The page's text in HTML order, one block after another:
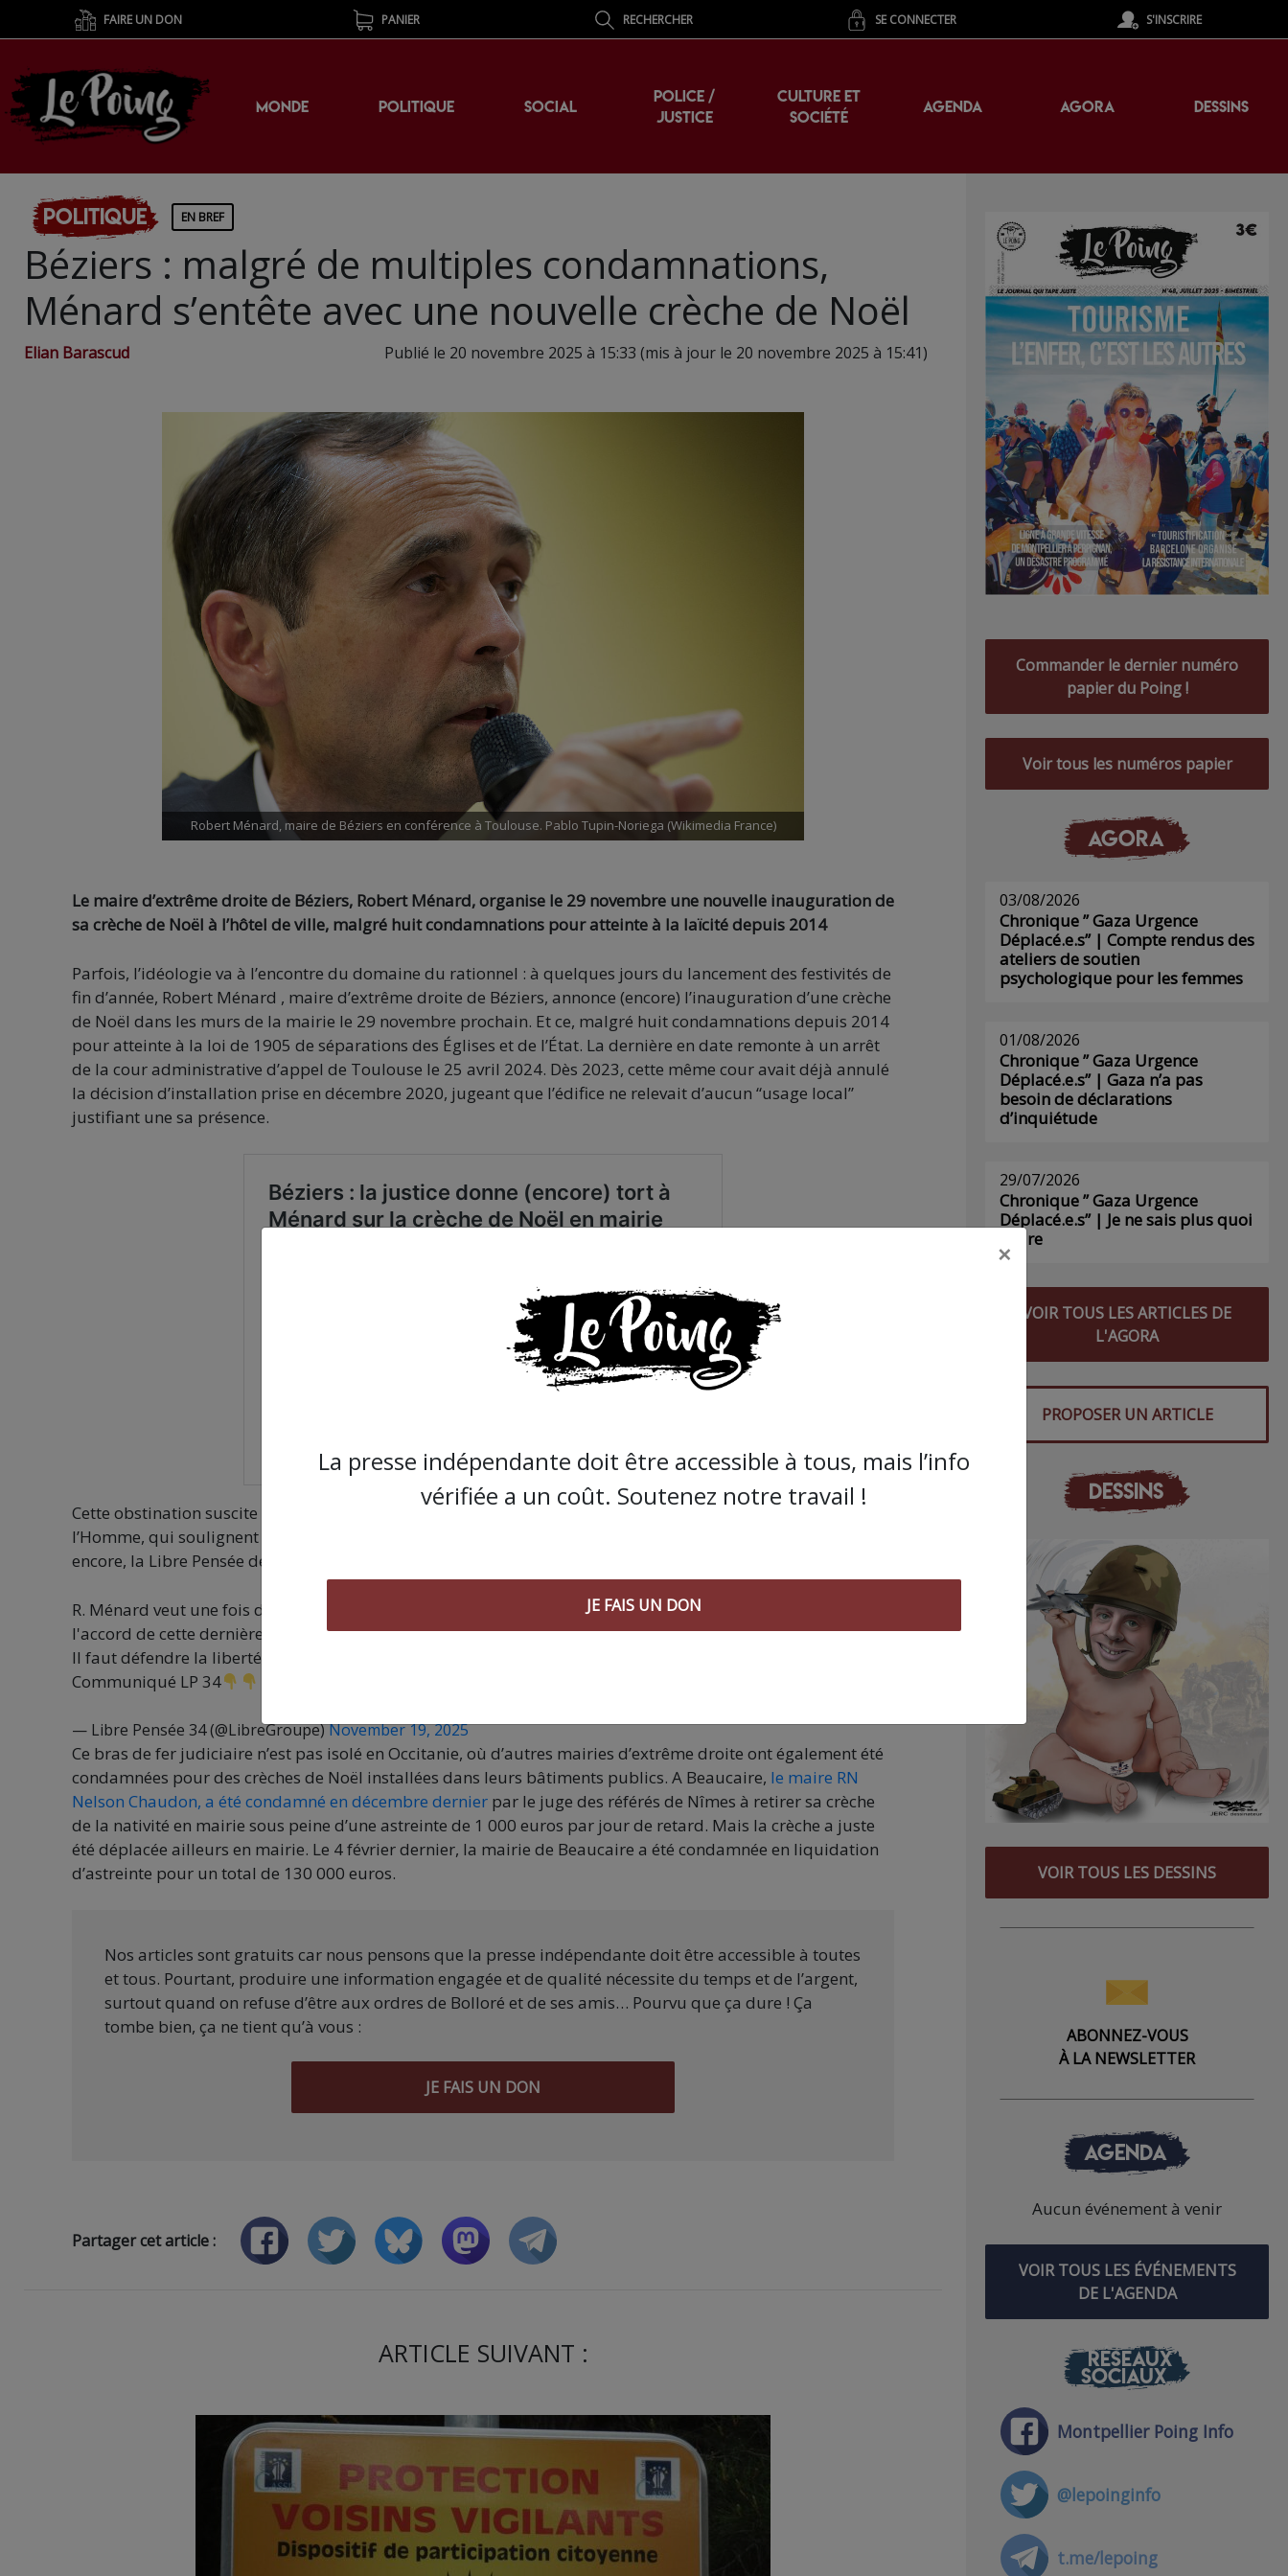
FAIRE UN DON PANIER RECHERCHER SE CONNECTER S'INSCRIRE
MONDE POLITIQUE SOCIAL
POLICE /
JUSTICE
CULTURE ET
SOCIÉTÉ
AGENDA AGORA DESSINS
Politique EN BREF
Béziers : malgré de multiples condamnations,
Ménard s’entête avec une nouvelle crèche de Noël
Elian Barascud Publié le 20 novembre 2025 à 15:33 (mis à jour le 20 novembre 2025 à 15:41)
Robert Ménard, maire de Béziers en conférence à Toulouse. Pablo Tupin-Noriega (Wikimedia France)
Le maire d’extrême droite de Béziers, Robert Ménard, organise le 29 novembre une nouvelle inauguration de
sa crèche de Noël à l’hôtel de ville, malgré huit condamnations pour atteinte à la laïcité depuis 2014
Parfois, l’idéologie va à l’encontre du domaine du rationnel : à quelques jours du lancement des festivités de
fin d’année, Robert Ménard , maire d’extrême droite de Béziers, annonce (encore) l’inauguration d’une crèche
de Noël dans les murs de la mairie le 29 novembre prochain. Et ce, malgré huit condamnations depuis 2014
pour atteinte à la loi de 1905 de séparations des Églises et de l’État. La dernière en date remonte à un arrêt
de la cour administrative d’appel de Toulouse le 25 avril 2024. Dès 2023, cette même cour avait déjà annulé
la décision d’installation prise en décembre 2020, jugeant que l’édifice ne relevait d’aucun “usage local”
justifiant une sa présence.
Cette obstination suscite l’opposition d’associations comme la Libre Pensée ou la Ligue des droits de
l’Homme, qui soulignent à chaque fois l’entorse au principe de neutralité des bâtiments publics. Cette année
encore, la Libre Pensée dénonce dans un communiqué
R. Ménard veut une fois de plus pousser à la rupture avec la loi de 1905, pour rétablir le lien avec l'Eglise…
l'accord de cette dernière bien sur.
Il faut défendre la liberté de conscience !
Communiqué LP 34
— Libre Pensée 34 (@LibreGroupe)November 19, 2025
Ce bras de fer judiciaire n’est pas isolé en Occitanie, où d’autres mairies d’extrême droite ont également été
condamnées pour des crèches de Noël installées dans leurs bâtiments publics. A Beaucaire, le maire RN
Nelson Chaudon, a été condamné en décembre dernier par le juge des référés de Nîmes à retirer sa crèche
de la nativité en mairie sous peine d’une astreinte de 1 000 euros par jour de retard. Mais la crèche a juste
été déplacée ailleurs en mairie. Le 4 février dernier, la mairie de Beaucaire a été condamnée en liquidation
d’astreinte pour un total de 130 000 euros.
Nos articles sont gratuits car nous pensons que la presse indépendante doit être accessible à toutes
et tous. Pourtant, produire une information engagée et de qualité nécessite du temps et de l’argent,
surtout quand on refuse d’être aux ordres de Bolloré et de ses amis… Pourvu que ça dure ! Ça
tombe bien, ça ne tient qu’à vous :
JE FAIS UN DON
Partager cet article :
ARTICLE SUIVANT :
Commander le dernier numéro
papier du Poing !
Voir tous les numéros papier
AGORA
03/08/2026
Chronique ” Gaza Urgence
Déplacé.e.s” | Compte rendus des
ateliers de soutien
psychologique pour les femmes
01/08/2026
Chronique ” Gaza Urgence
Déplacé.e.s” | Gaza n’a pas
besoin de déclarations
d’inquiétude
29/07/2026
Chronique ” Gaza Urgence
Déplacé.e.s” | Je ne sais plus quoi
écrire
VOIR TOUS LES ARTICLES DE
L'AGORA
PROPOSER UN ARTICLE
DESSINS
VOIR TOUS LES DESSINS
ABONNEZ-VOUS
À LA NEWSLETTER
AGENDA
Aucun événement à venir
VOIR TOUS LES ÉVÉNEMENTS
DE L'AGENDA
RÉSEAUX
SOCIAUX
Montpellier Poing Info
@lepoinginfo
t.me/lepoing
×
La presse indépendante doit être accessible à tous, mais l’info
vérifiée a un coût. Soutenez notre travail !
JE FAIS UN DON